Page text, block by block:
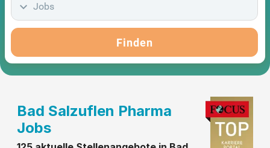
Jobs
Finden
Bad Salzuflen Pharma
Jobs